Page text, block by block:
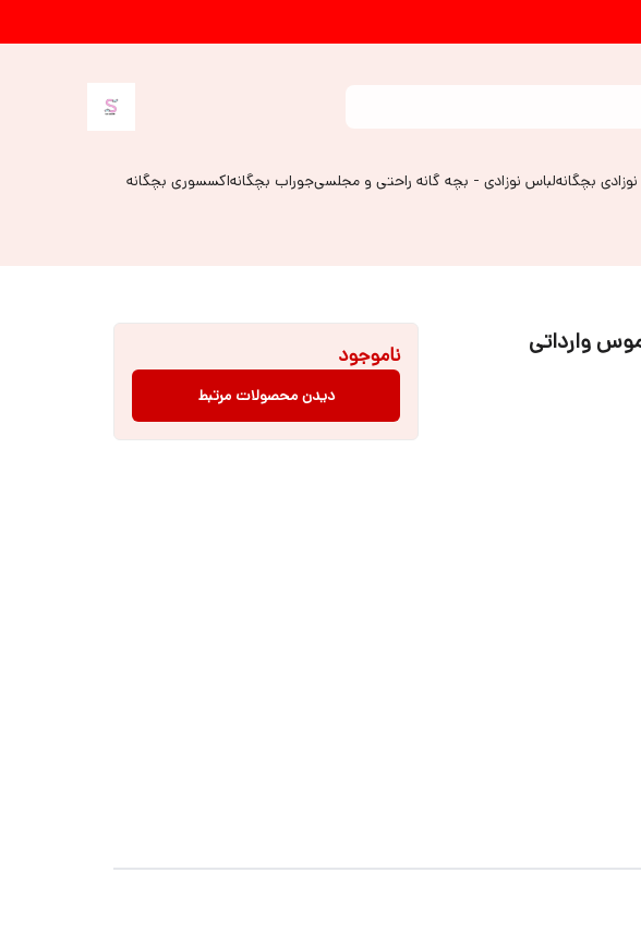
بچگانهلباس نوزادی - بچه گانه راحتی و مجلسیجوراب بچگانهاکسسوری بچگانه
وارداتی ناموجود
دیدن محصولات مرتبط